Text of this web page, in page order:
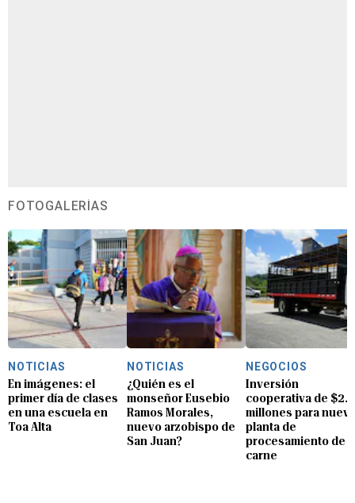
FOTOGALERÍAS
NOTICIAS
En imágenes: el
primer día de clases
en una escuela en
Toa Alta
NOTICIAS
¿Quién es el
monseñor Eusebio
Ramos Morales,
nuevo arzobispo de
San Juan?
NEGOCIOS
Inversión
cooperativa de $2.8
millones para nueva
planta de
procesamiento de
carne